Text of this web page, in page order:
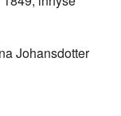
Johansdotter